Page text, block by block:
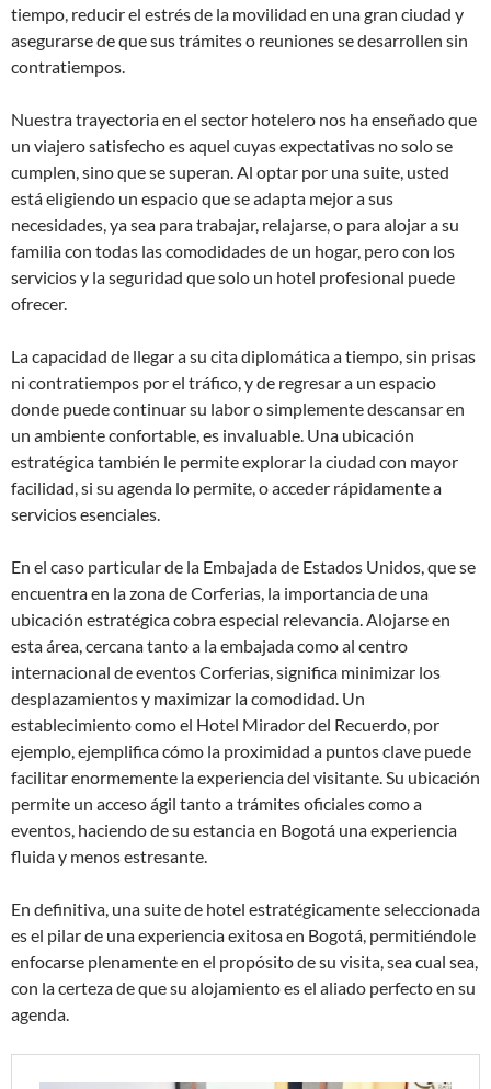
tiempo, reducir el estrés de la movilidad en una gran ciudad y
asegurarse de que sus trámites o reuniones se desarrollen sin
contratiempos.
Nuestra trayectoria en el sector hotelero nos ha enseñado que
un viajero satisfecho es aquel cuyas expectativas no solo se
cumplen, sino que se superan. Al optar por una suite, usted
está eligiendo un espacio que se adapta mejor a sus
necesidades, ya sea para trabajar, relajarse, o para alojar a su
familia con todas las comodidades de un hogar, pero con los
servicios y la seguridad que solo un hotel profesional puede
ofrecer.
La capacidad de llegar a su cita diplomática a tiempo, sin prisas
ni contratiempos por el tráfico, y de regresar a un espacio
donde puede continuar su labor o simplemente descansar en
un ambiente confortable, es invaluable. Una ubicación
estratégica también le permite explorar la ciudad con mayor
facilidad, si su agenda lo permite, o acceder rápidamente a
servicios esenciales.
En el caso particular de la Embajada de Estados Unidos, que se
encuentra en la zona de Corferias, la importancia de una
ubicación estratégica cobra especial relevancia. Alojarse en
esta área, cercana tanto a la embajada como al centro
internacional de eventos Corferias, significa minimizar los
desplazamientos y maximizar la comodidad. Un
establecimiento como el Hotel Mirador del Recuerdo, por
ejemplo, ejemplifica cómo la proximidad a puntos clave puede
facilitar enormemente la experiencia del visitante. Su ubicación
permite un acceso ágil tanto a trámites oficiales como a
eventos, haciendo de su estancia en Bogotá una experiencia
fluida y menos estresante.
En definitiva, una suite de hotel estratégicamente seleccionada
es el pilar de una experiencia exitosa en Bogotá, permitiéndole
enfocarse plenamente en el propósito de su visita, sea cual sea,
con la certeza de que su alojamiento es el aliado perfecto en su
agenda.